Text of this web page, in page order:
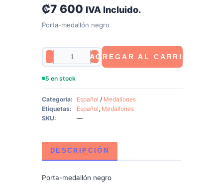
₡7 600 IVA Incluido.
Porta-medallón negro
− +
AGREGAR AL CARRITO
5 en stock
Categoría: Español / Medallones
Etiquetas:
Español, Medallones
SKU:
—
DESCRIPCIÓN
Porta-medallón negro